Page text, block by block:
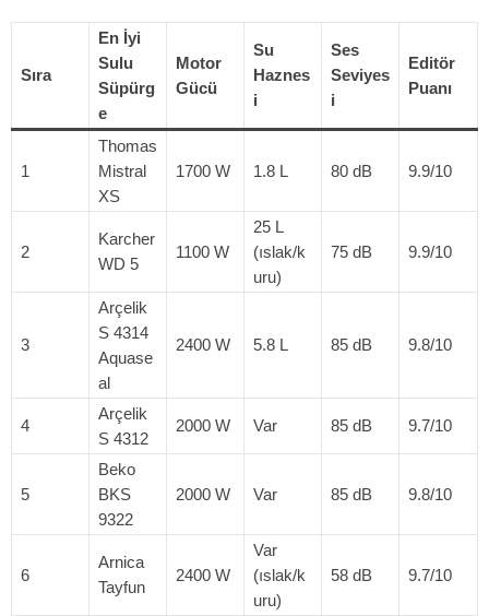
Sıra
En İyi
Sulu
Süpürg
e
Motor
Gücü
Su
Haznes
i
Ses
Seviyes
i
Editör
Puanı
1
Thomas
Mistral
XS
1700 W 1.8 L 80 dB 9.9/10
2
Karcher
WD 5
1100 W
25 L
(ıslak/k
uru)
75 dB 9.9/10
3
Arçelik
S 4314
Aquase
al
2400 W 5.8 L 85 dB 9.8/10
4
Arçelik
S 4312
2000 W Var 85 dB 9.7/10
5
Beko
BKS
9322
2000 W Var 85 dB 9.8/10
6
Arnica
Tayfun
2400 W
Var
(ıslak/k
uru)
58 dB 9.7/10